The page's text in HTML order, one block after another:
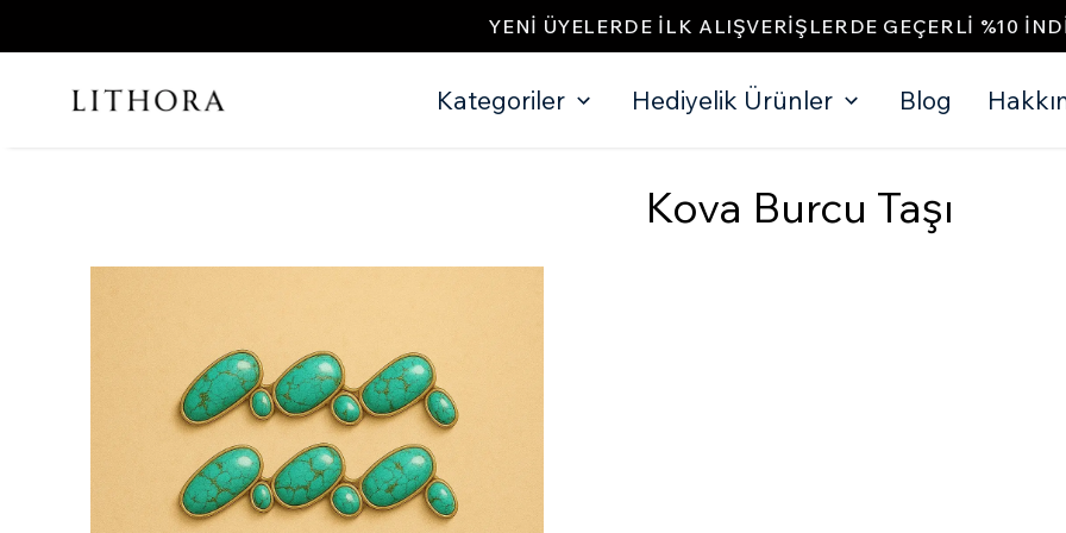
YENI ÜYELERDE İLK ALIŞVERIŞLERDE GEÇERLI %10
Kategoriler Hediyelik Ürünler Blog
Kova Burcu Taşı